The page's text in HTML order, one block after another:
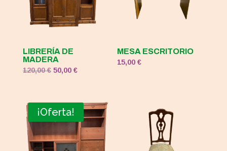
LIBRERÍA DE
MADERA
120,00€ El
era:
120,00 €.
50,00 €El
es:
50,00 €.
MESA ESCRITORIO
15,00€
¡Oferta!